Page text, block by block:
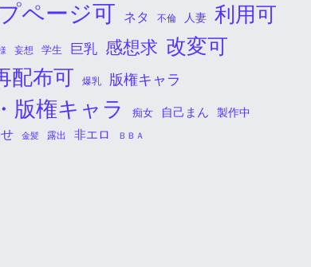
ページ可 ネタ 不倫 人妻 利用可
妄想 学生 巨乳 感想求 改変可
配布可 爆乳 版権キャラ
版権キャラ 痴女 自己まん 製作中
金髪 露出 非エロ ＢＢＡ